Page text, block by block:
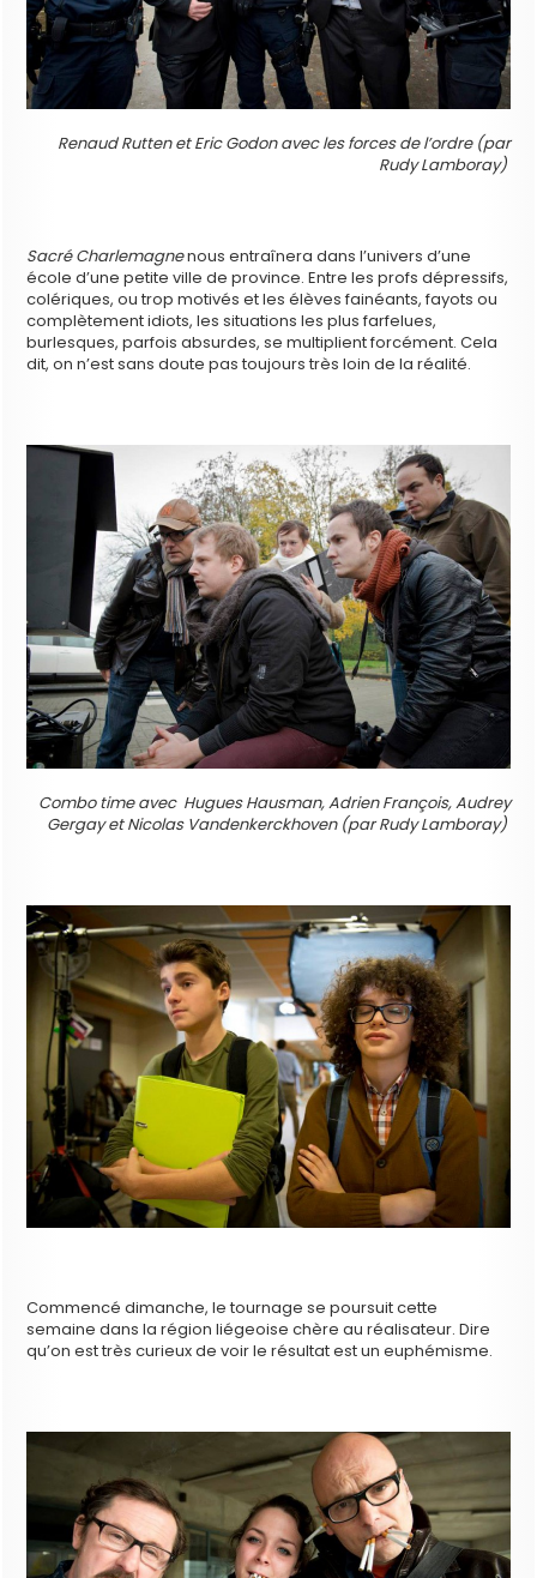
Renaud Rutten et Eric Godon avec les forces de l’ordre (par
Rudy Lamboray)
Sacré Charlemagnenous entraînera dans l’univers d’une
école d’une petite ville de province. Entre les profs dépressifs,
colériques, ou trop motivés et les élèves fainéants, fayots ou
complètement idiots, les situations les plus farfelues,
burlesques, parfois absurdes, se multiplient forcément. Cela
dit, on n’est sans doute pas toujours très loin de la réalité.
Combo time avec Hugues Hausman, Adrien François, Audrey
Gergay et Nicolas Vandenkerckhoven (par Rudy Lamboray)
Commencé dimanche, le tournage se poursuit cette
semaine dans la région liégeoise chère au réalisateur. Dire
qu’on est très curieux de voir le résultat est un euphémisme.